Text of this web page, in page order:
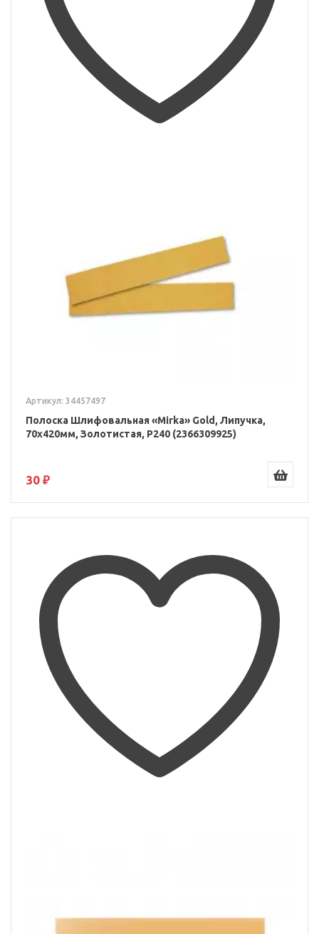
Артикул: 34457497
Полоска Шлифовальная «Mirka» Gold, Липучка,
70x420мм, Золотистая, P240 (2366309925)
30 ₽